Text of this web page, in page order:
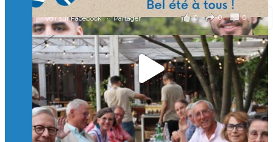
0 0 0
Voir sur Facebook · Partager
🚀Afterwork à Genève 🚀
🥳 Le 22 avril dernier, 14 Alumni vivant / travaillant
en Suisse ont partagé un moment convivial de
retrouvailles et d'échanges !
Merci à tous pour votre présence et à Alexandre